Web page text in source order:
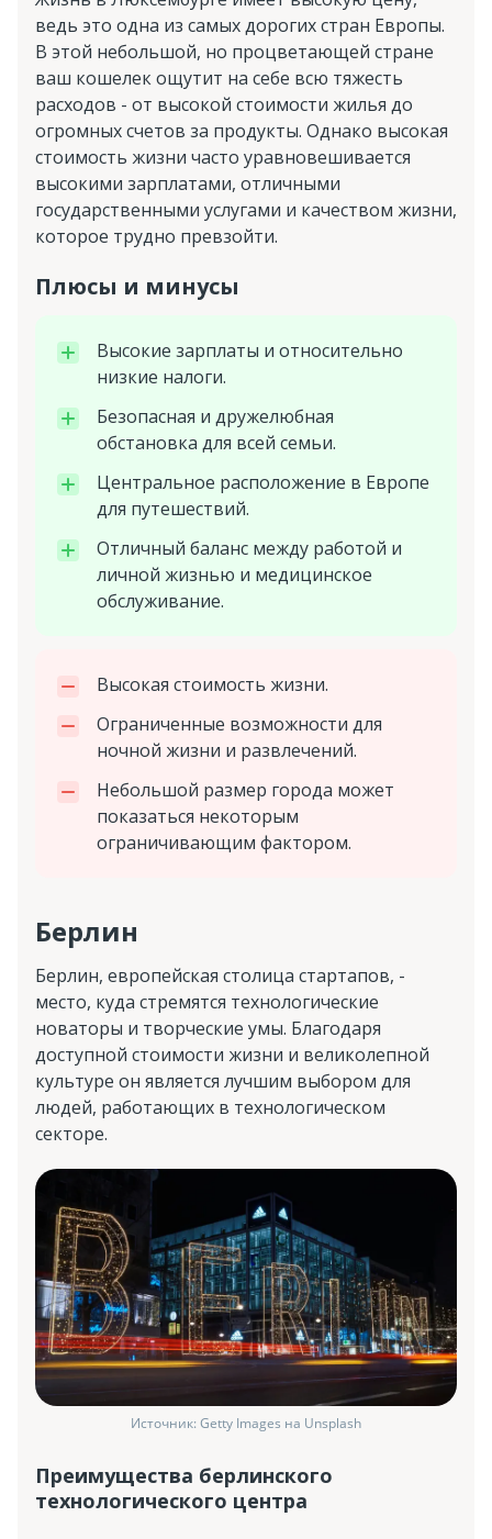
ведь это одна из самых дорогих стран Европы.
В этой небольшой, но процветающей стране
ваш кошелек ощутит на себе всю тяжесть
расходов - от высокой стоимости жилья до
огромных счетов за продукты. Однако высокая
стоимость жизни часто уравновешивается
высокими зарплатами, отличными
государственными услугами и качеством жизни,
которое трудно превзойти.
Плюсы и минусы
Высокие зарплаты и относительно
низкие налоги.
Безопасная и дружелюбная
обстановка для всей семьи.
Центральное расположение в Европе
для путешествий.
Отличный баланс между работой и
личной жизнью и медицинское
обслуживание.
Высокая стоимость жизни.
Ограниченные возможности для
ночной жизни и развлечений.
Небольшой размер города может
показаться некоторым
ограничивающим фактором.
Берлин
Берлин, европейская столица стартапов, -
место, куда стремятся технологические
новаторы и творческие умы. Благодаря
доступной стоимости жизни и великолепной
культуре он является лучшим выбором для
людей, работающих в технологическом
секторе.
Источник: Getty Images на Unsplash
Преимущества берлинского
технологического центра